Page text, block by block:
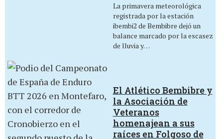
La primavera meteorológica
registrada por la estación
ibembi2 de Bembibre dejó un
balance marcado por la escasez
de lluvia y…
El Atlético Bembibre y
la Asociación de
Veteranos
homenajean a sus
raíces en Folgoso de